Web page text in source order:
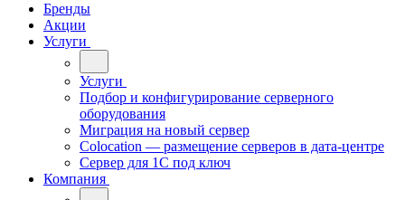
Бренды
Акции
Услуги
Услуги
Подбор и конфигурирование серверного
оборудования
Миграция на новый сервер
Colocation — размещение серверов в дата-центре
Сервер для 1С под ключ
Компания